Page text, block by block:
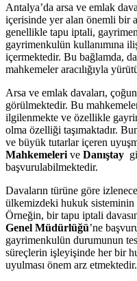
Antalya’da arsa​ ve emlak
içerisinde yer alan önemli bir
genellikle ⁢tapu iptali,
⁤gayrimenkulün kullanımına⁢
içermektedir. Bu ​bağlamda,
mahkemeler⁣ aracılığıyla
Arsa⁤ ve emlak ⁢davaları,
görülmektedir. Bu
ilgilenmekte ve ⁣özellikle
olma özelliği taşımaktadır.
ve büyük tutarlar içeren
Mahkemeleri ⁣ve⁤ Danıştay
başvurulabilmektedir.
Davaların türüne göre
ülkemizdeki hukuk sisteminin⁣
Örneğin, bir tapu iptali
Genel Müdürlüğü’ne​
gayrimenkulün durumunun
süreçlerin işleyişinde her bir
⁤uyulması önem arz ⁤etmektedir.